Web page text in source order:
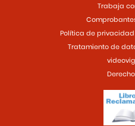
Trabaja
Política de
Tratamiento de